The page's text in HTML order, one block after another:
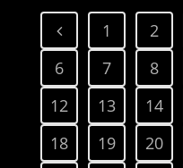
1 2
6
7 8
12
13 14
18
19 20